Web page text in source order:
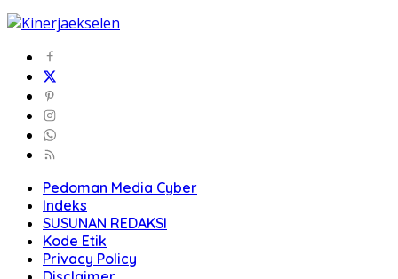
Pedoman Media Cyber
Indeks
SUSUNAN REDAKSI
Kode Etik
Privacy Policy